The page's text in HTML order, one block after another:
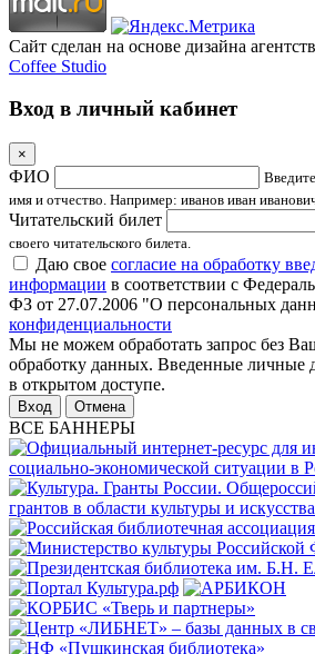
Сайт сделан на основе дизайна
Coffee Studio
Вход в личный кабинет
×
ФИО
имя и отчество. Например: иванов иван
Читательский билет
своего читательского билета.
Даю свое согласие на обработку
информации в соответствии с
ФЗ от 27.07.2006 "О персональных
конфиденциальности
Мы не можем обработать запрос без
обработку данных. Введенные личные
в открытом доступе.
Отмена
ВСЕ БАННЕРЫ